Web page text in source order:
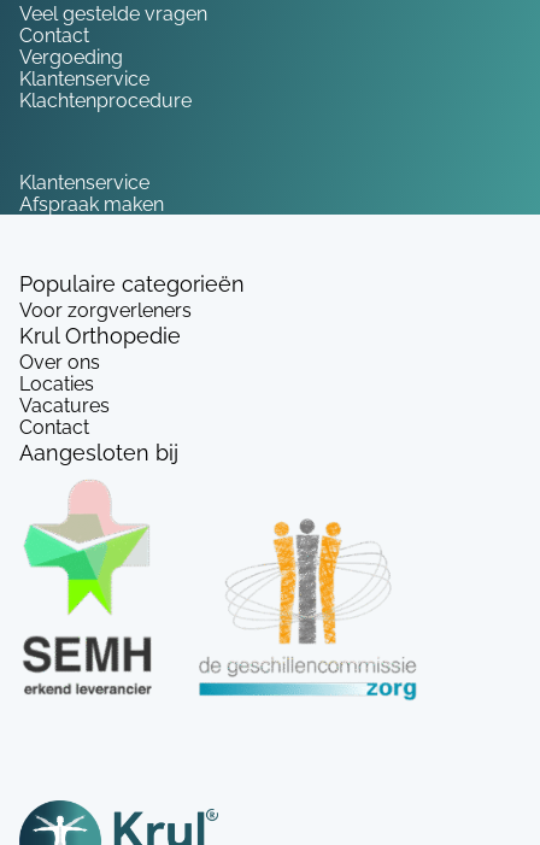
Veel gestelde vragen
Contact
Vergoeding
Klantenservice
Klachtenprocedure
Klantenservice
Afspraak maken
Populaire categorieën
Voor zorgverleners
Krul Orthopedie
Over ons
Locaties
Vacatures
Contact
Aangesloten bij